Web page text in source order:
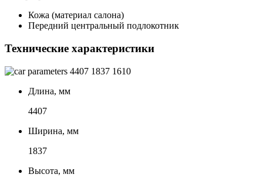
Кожа (материал салона)
Передний центральный подлокотник
Технические характеристики
4407 1837 1610
Длина, мм
4407
Ширина, мм
1837
Высота, мм